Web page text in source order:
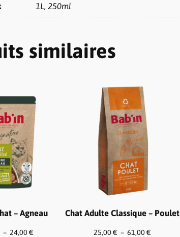
1L, 250ml
similaires
– Agneau
– 24,00€
Chat Adulte Classique – Poulet
25,00€ – 61,00€